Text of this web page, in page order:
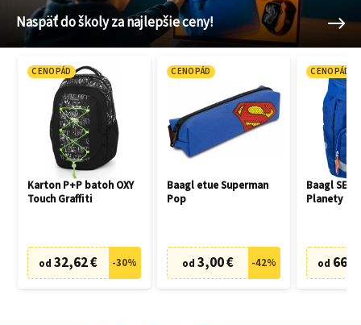
Naspäť do školy za najlepšie ceny!
CENOPÁD
Karton P+P batoh OXY
Touch Graffiti
od 32,62 € -30%
CENOPÁD
Baagl etue Superman
Pop
od 3,00 € -42%
CENOPÁD
Baagl SET
Planety
od